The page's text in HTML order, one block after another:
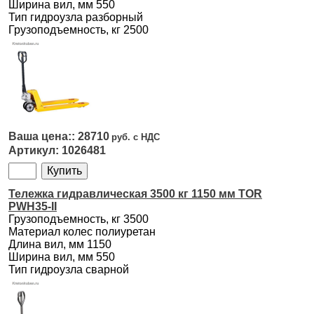
Ширина вил, мм 550
Тип гидроузла разборный
Грузоподъемность, кг 2500
28710
1026481
Тележка гидравлическая 3500 кг 1150 мм TOR
PWH35-II
Грузоподъемность, кг 3500
Материал колес полиуретан
Длина вил, мм 1150
Ширина вил, мм 550
Тип гидроузла сварной